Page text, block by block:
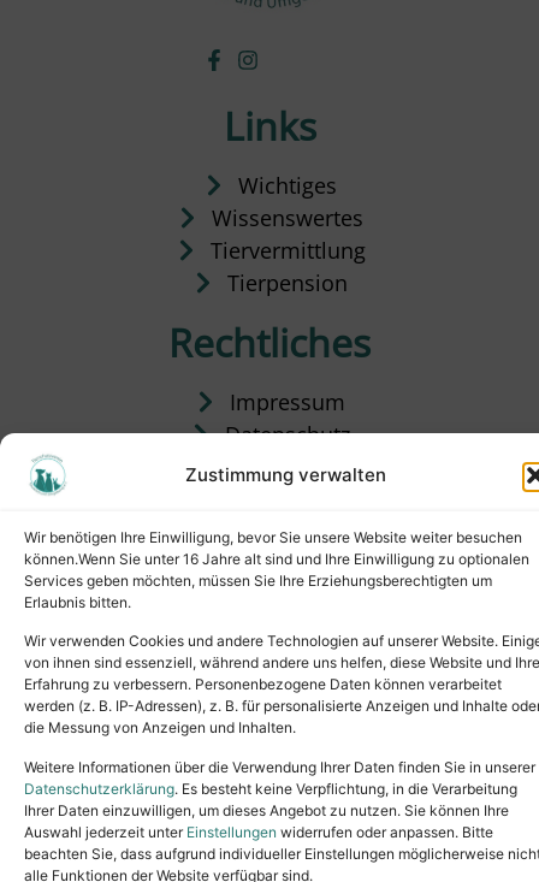
Zustimmung verwalten
Wir benötigen Ihre Einwilligung, bevor Sie unsere Website weiter besuchen
können.Wenn Sie unter 16 Jahre alt sind und Ihre Einwilligung zu optionalen
Services geben möchten, müssen Sie Ihre Erziehungsberechtigten um
Erlaubnis bitten.
Wir verwenden Cookies und andere Technologien auf unserer Website.
von ihnen sind essenziell, während andere uns helfen, diese Website und Ihre
Erfahrung zu verbessern. Personenbezogene Daten können verarbeitet
werden (z. B. IP-Adressen), z. B. für personalisierte Anzeigen und Inhalte
die Messung von Anzeigen und Inhalten.
Weitere Informationen über die Verwendung Ihrer Daten finden Sie in unserer
Datenschutzerklärung. Es besteht keine Verpflichtung, in die Verarbeitung
Ihrer Daten einzuwilligen, um dieses Angebot zu nutzen. Sie können Ihre
Auswahl jederzeit unter Einstellungen widerrufen oder anpassen. Bitte
beachten Sie, dass aufgrund individueller Einstellungen möglicherweise
alle Funktionen der Website verfügbar sind.
Links
Wichtiges
Wissenswertes
Tiervermittlung
Tierpension
Rechtliches
Impressum
Datenschutz
Satzung
Copyright © 2024. All rights reserved.
Tel.: (02631) 55356buero@tierheim-neuwied.de
Ludwigshof 1, 56567 Neuwied